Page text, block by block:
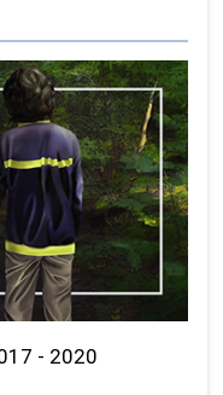
- 2020